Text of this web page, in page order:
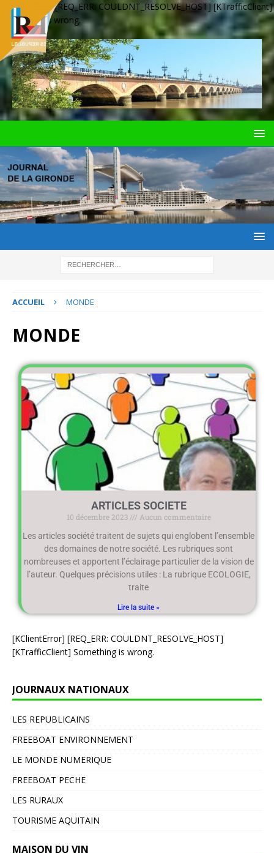
[KClientError] [REQ_ERR: COULDNT_RESOLVE_HOST] [KTrafficClient]
Something is wrong.
ACCUEIL MONDE
MONDE
ARTICLES SOCIETE
10 décembre 2023
Aucun commentaire
Les articles société traitent de sujets qui englobent l’ensemble
des domaines de notre société. Les rubriques sont
nombreuses et apportent l’éclairage particulier de la vision de
l’auteur. Quelques précisions utiles : La rubrique ECOLOGIE,
traite
Lire la suite »
[KClientError] [REQ_ERR: COULDNT_RESOLVE_HOST]
[KTrafficClient] Something is wrong.
JOURNAUX NATIONAUX
LES REPUBLICAINS
FREEBOAT ENVIRONNEMENT
LE MONDE NUMERIQUE
FREEBOAT PECHE
LES RURAUX
TOURISME AQUITAIN
MAISON DU VIN